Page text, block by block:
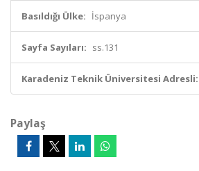
Basıldığı Ülke: İspanya
Sayfa Sayıları: ss.131
Karadeniz Teknik Üniversitesi Adresli:
Paylaş